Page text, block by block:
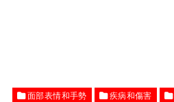
面部表情和手勢 疾病和傷害